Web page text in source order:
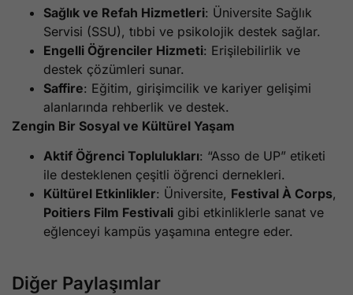
Sağlık ve Refah Hizmetleri: Üniversite Sağlık
Servisi (SSU), tıbbi ve psikolojik destek sağlar.
Engelli Öğrenciler Hizmeti: Erişilebilirlik ve
destek çözümleri sunar.
Saffire: Eğitim, girişimcilik ve kariyer gelişimi
alanlarında rehberlik ve destek.
Zengin Bir Sosyal ve Kültürel Yaşam
Aktif Öğrenci Toplulukları: “Asso de UP” etiketi
ile desteklenen çeşitli öğrenci dernekleri.
Kültürel Etkinlikler: Üniversite, Festival À Corps,
Poitiers Film Festivali gibi etkinliklerle sanat ve
eğlenceyi kampüs yaşamına entegre eder.
Diğer Paylaşımlar